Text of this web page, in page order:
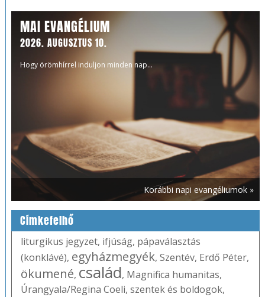
MAI EVANGÉLIUM
2026. AUGUSZTUS 10.
Hogy örömhírrel induljon minden nap...
Korábbi napi evangéliumok »
Címkefelhő
liturgikus jegyzet, ifjúság, pápaválasztás
(konklávé), egyházmegyék, Szentév, Erdő Péter,
ökumené, család, Magnifica humanitas,
Úrangyala/Regina Coeli, szentek és boldogok,